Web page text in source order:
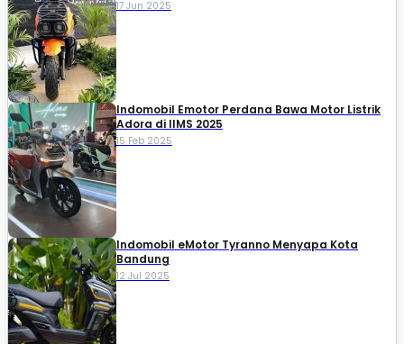
17 Jun 2025
Indomobil Emotor Perdana Bawa Motor Listrik
Adora di IIMS 2025
15 Feb 2025
Indomobil eMotor Tyranno Menyapa Kota
Bandung
12 Jul 2025